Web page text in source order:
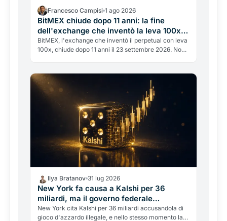
Francesco Campisi 1 ago 2026
BitMEX chiude dopo 11 anni: la fine
dell'exchange che inventò la leva 100x e
cambiò le crypto per sempre
BitMEX, l'exchange che inventò il perpetual con leva
100x, chiude dopo 11 anni il 23 settembre 2026. Non
fare con i fondi.
Ilya Bratanov 31 lug 2026
New York fa causa a Kalshi per 36
miliardi, ma il governo federale
interviene per fermarla
New York cita Kalshi per 36 miliardi accusandola di
gioco d'azzardo illegale, e nello stesso momento la